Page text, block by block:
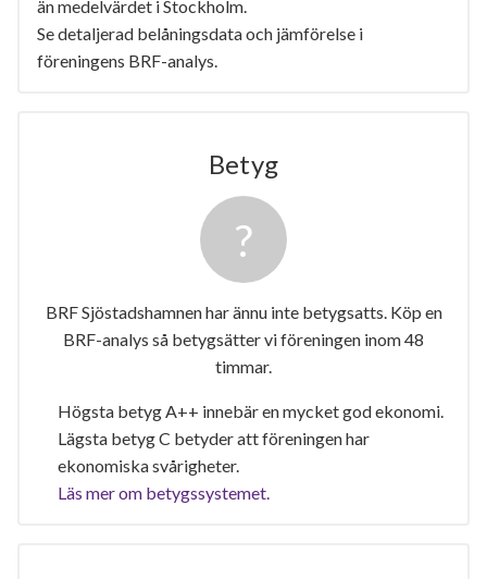
än medelvärdet i Stockholm.
Se detaljerad belåningsdata och jämförelse i
föreningens BRF-analys.
Betyg
BRF Sjöstadshamnen har ännu inte betygsatts. Köp en
BRF-analys så betygsätter vi föreningen inom 48
timmar.
Högsta betyg A++ innebär en mycket god ekonomi.
Lägsta betyg C betyder att föreningen har
ekonomiska svårigheter.
Läs mer om betygssystemet.